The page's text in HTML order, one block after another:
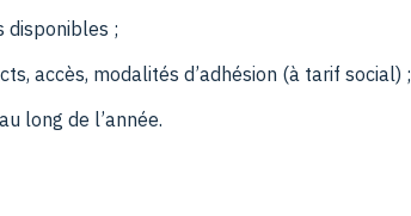
disponibles ;
accès, modalités d’adhésion (à tarif social) ;
long de l’année.